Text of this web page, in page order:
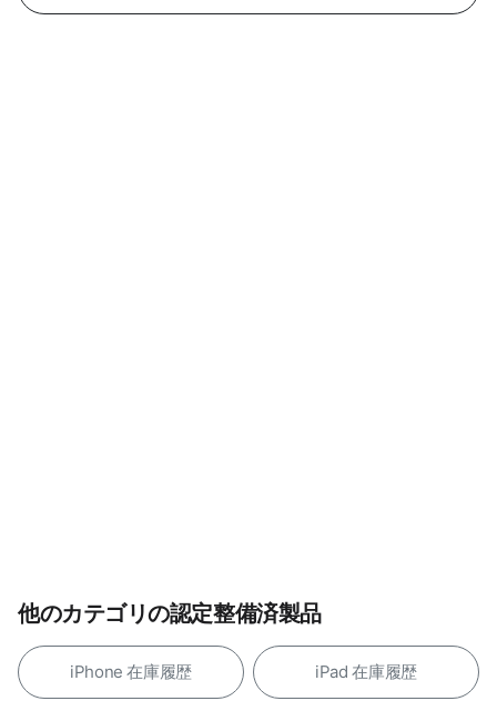
他のカテゴリの認定整備済製品
iPhone 在庫履歴 iPad 在庫履歴